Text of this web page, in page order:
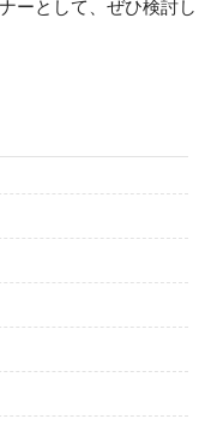
ーとして、ぜひ検討し